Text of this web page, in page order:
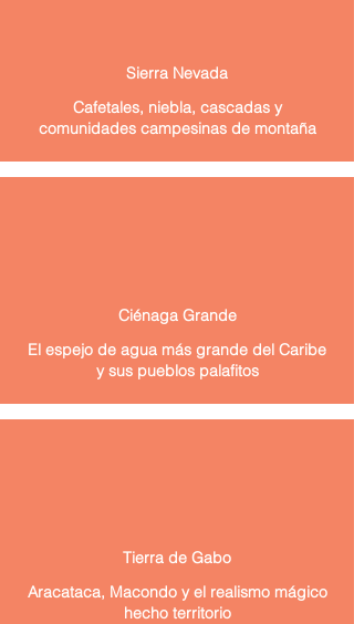
Sierra Nevada
Cafetales, niebla, cascadas y
comunidades campesinas de montaña
Ciénaga Grande
El espejo de agua más grande del Caribe
y sus pueblos palafitos
Tierra de Gabo
Aracataca, Macondo y el realismo mágico
hecho territorio